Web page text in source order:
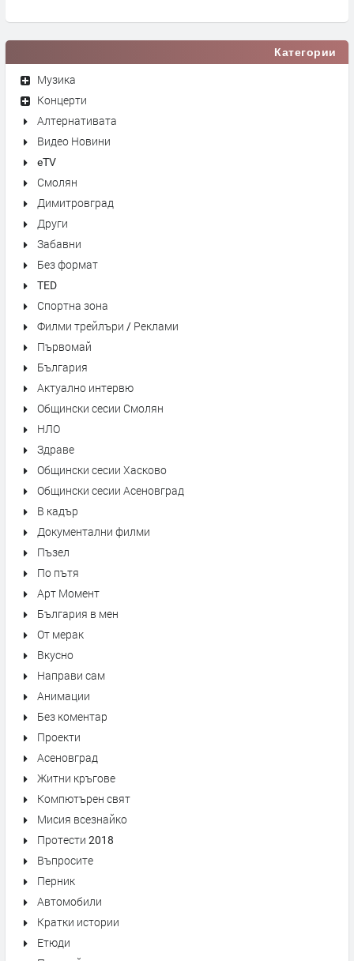
Категории
Музика
Концерти
Алтернативата
Видео Новини
eTV
Смолян
Димитровград
Други
Забавни
Без формат
TED
Спортна зона
Филми трейлъри / Реклами
Първомай
България
Актуално интервю
Общински сесии Смолян
НЛО
Здраве
Общински сесии Хасково
Общински сесии Асеновград
В кадър
Документални филми
Пъзел
По пътя
Арт Момент
България в мен
От мерак
Вкусно
Направи сам
Анимации
Без коментар
Проекти
Асеновград
Житни кръгове
Компютърен свят
Мисия всезнайко
Протести 2018
Въпросите
Перник
Автомобили
Кратки истории
Етюди